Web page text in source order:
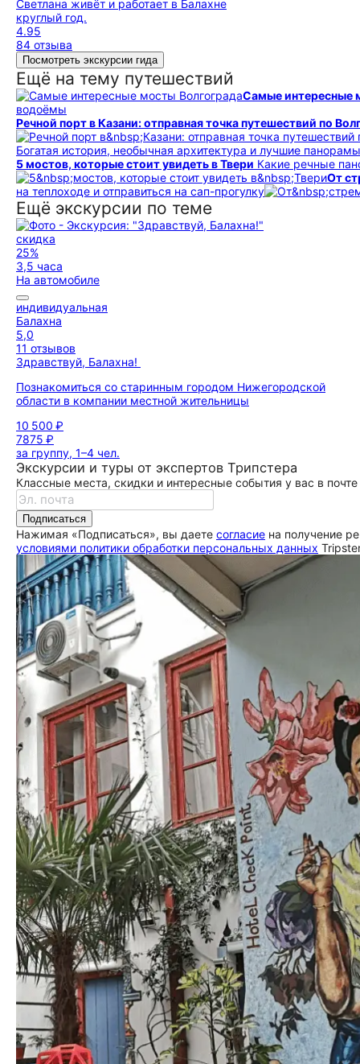
Светлана живёт и работает в Балахне
круглый год.
4.95
84 отзыва
Посмотреть экскурсии гида
Ещё на тему путешествий
Самые интересные
водоёмы
Речной порт в Казани: отправная точка путешествий по
Богатая история, необычная архитектура и лучшие панорамы
5 мостов, которые стоит увидеть в Твери Какие речные
От
на теплоходе и отправиться на сап-прогулку
Ещё экскурсии по теме
скидка
25%
3,5 часа
На автомобиле
индивидуальная
Балахна
5,0
11 отзывов
Здравствуй, Балахна!
Познакомиться со старинным городом Нижегородской
области в компании местной жительницы
10 500 ₽
7875 ₽
за группу, 1–4 чел.
Экскурсии и туры от экспертов Трипстера
Классные места, скидки и интересные события у вас в почте
Подписаться
Нажимая «Подписаться», вы даете согласие на получение
условиями политики обработки персональных данных